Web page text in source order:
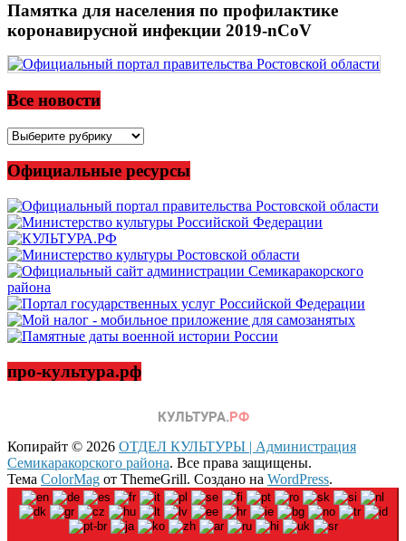
Памятка для населения по профилактике
коронавирусной инфекции 2019-nCoV
Все новости
Все
Официальные ресурсы
про-культура.рф
Копирайт © 2026 ОТДЕЛ КУЛЬТУРЫ | Администрация
Семикаракорского района. Все права защищены.
Тема ColorMag от ThemeGrill. Создано на WordPress.